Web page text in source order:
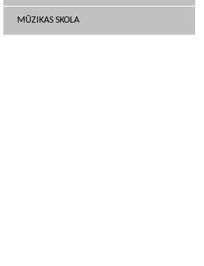
MŪZIKAS SKOLA